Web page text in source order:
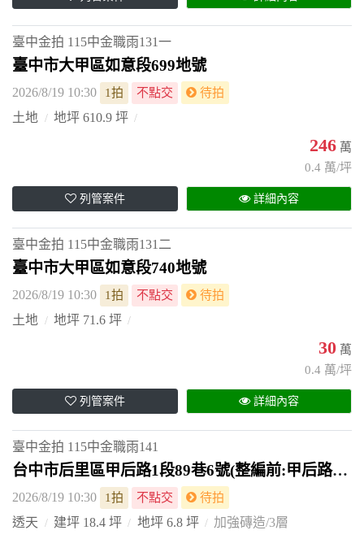
臺中金拍 115中金職雨131一
臺中市大甲區如意段699地號
2026/8/19 10:30 1拍 不點交 待拍
土地 地坪 610.9 坪
246 萬
0.4 萬/坪
列管案件 詳細內容
臺中金拍 115中金職雨131二
臺中市大甲區如意段740地號
2026/8/19 10:30 1拍 不點交 待拍
土地 地坪 71.6 坪
30 萬
0.4 萬/坪
列管案件 詳細內容
臺中金拍 115中金職雨141
台中市后里區甲后路1段89巷6號(整編前:甲后路65巷4號)
2026/8/19 10:30 1拍 不點交 待拍
透天 建坪 18.4 坪 地坪 6.8 坪 加強磚造/3層